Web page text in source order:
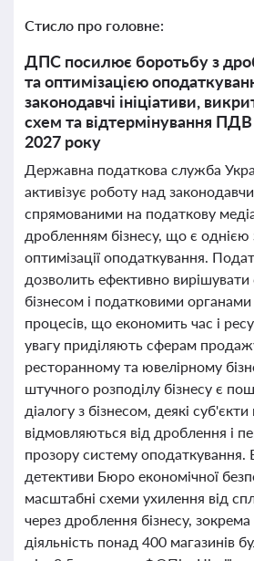
Стисло про головне:
ДПС посилює боротьбу з
та оптимізацією
законодавчі ініціативи,
схем та відтермінування
2027 року
Державна податкова служба
активізує роботу над
спрямованими на податкову
дробленням бізнесу, що є однією
оптимізації оподаткування.
дозволить ефективно
бізнесом і податковими
процесів, що економить час і
увагу приділяють сферам
ресторанному та ювелірному
штучного розподілу бізнесу є
діалогу з бізнесом, деякі
відмовляються від дроблення і
прозору систему оподаткування.
детективи Бюро економічної
масштабні схеми ухилення від
через дроблення бізнесу,
діяльність понад 400 магазинів